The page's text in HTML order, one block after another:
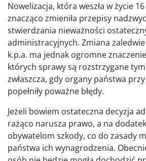
Nowelizacja, która weszła w życie
znacząco zmieniła przepisy
stwierdzania nieważności
administracyjnych. Zmiana
k.p.a. ma jednak ogromne
których sprawy są rozstrzygane
zwłaszcza, gdy organy państwa
popełniły poważne błędy.
Jeżeli bowiem ostateczna decyzja
rażąco narusza prawo, a na
obywatelom szkody, co do zasady
państwa ich wynagrodzenia.